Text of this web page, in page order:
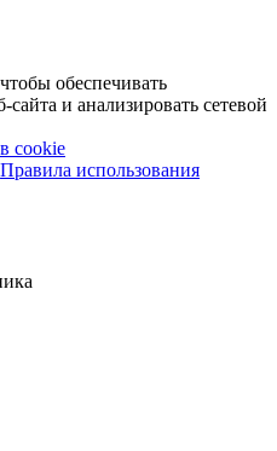
обеспечивать
и анализировать сетевой
cookie
Правила использования